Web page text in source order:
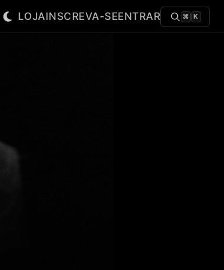
LOJAINSCREVA-SEENTRAR ⌘ K